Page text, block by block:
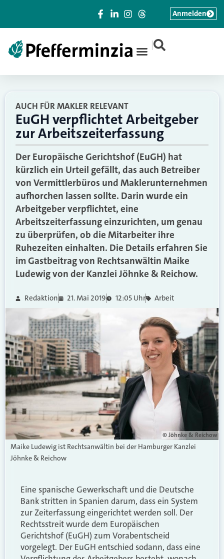
|
Anmelden
AUCH FÜR MAKLER RELEVANT
EuGH verpflichtet Arbeitgeber
zur Arbeitszeiterfassung
Der Europäische Gerichtshof (EuGH) hat
kürzlich ein Urteil gefällt, das auch Betreiber
von Vermittlerbüros und Maklerunternehmen
aufhorchen lassen sollte. Darin wurde ein
Arbeitgeber verpflichtet, eine
Arbeitszeiterfassung einzurichten, um genau
zu überprüfen, ob die Mitarbeiter ihre
Ruhezeiten einhalten. Die Details erfahren Sie
im Gastbeitrag von Rechtsanwältin Maike
Ludewig von der Kanzlei Jöhnke & Reichow.
Redaktion 21. Mai 2019 12:05 Uhr Arbeit
© Jöhnke & Reichow
Maike Ludewig ist Rechtsanwältin bei der Hamburger Kanzlei
Jöhnke & Reichow
Eine spanische Gewerkschaft und die Deutsche
Bank stritten in Spanien darum, dass ein System
zur Zeiterfassung eingerichtet werden soll. Der
Rechtsstreit wurde dem Europäischen
Gerichtshof (EuGH) zum Vorabentscheid
vorgelegt. Der EuGH entschied sodann, dass eine